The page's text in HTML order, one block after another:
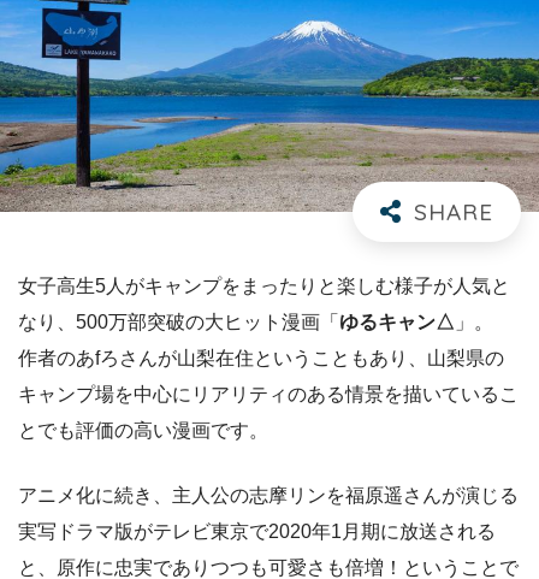
女子高生5人がキャンプをまったりと楽しむ様子が人気と
なり、500万部突破の大ヒット漫画「 ゆるキャン△ 」。
作者のあfろさんが山梨在住ということもあり、山梨県の
キャンプ場を中心にリアリティのある情景を描いているこ
とでも評価の高い漫画です。
アニメ化に続き、主人公の志摩リンを福原遥さんが演じる
実写ドラマ版がテレビ東京で2020年1月期に放送される
と、原作に忠実でありつつも可愛さも倍増！ということで